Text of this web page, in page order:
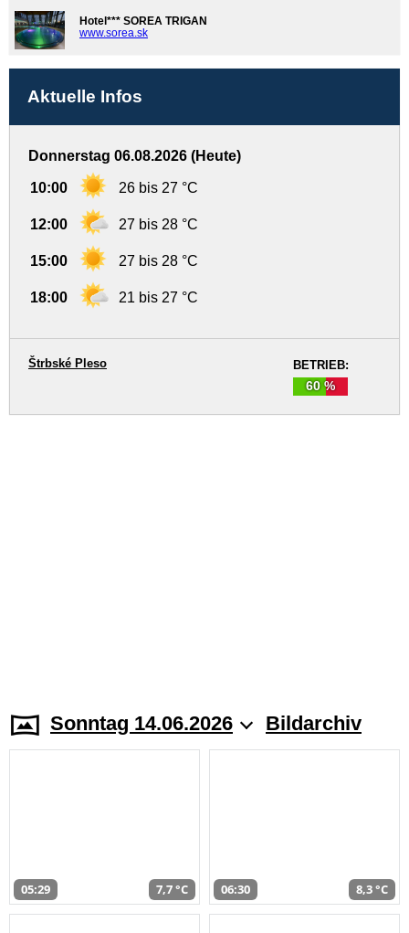
Hotel*** SOREA TRIGAN
www.sorea.sk
Aktuelle Infos
Donnerstag 06.08.2026 (Heute)
10:00 26 bis 27 °C
12:00 27 bis 28 °C
15:00 27 bis 28 °C
18:00 21 bis 27 °C
BETRIEB:
60 %
Štrbské Pleso
Sonntag 14.06.2026 Bildarchiv
05:29 7,7 °C 06:30 8,3 °C